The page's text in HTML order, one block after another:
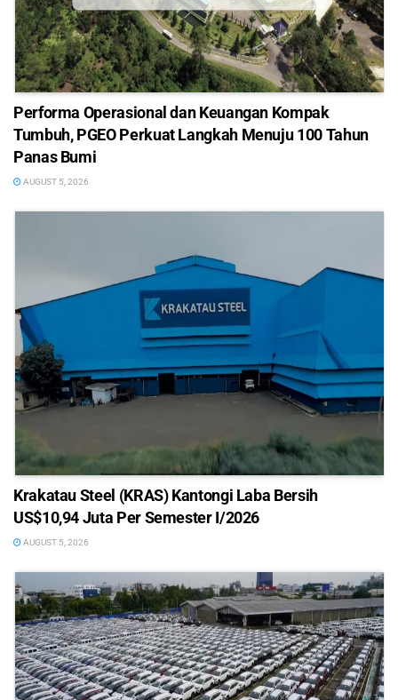
Performa Operasional dan Keuangan Kompak
Tumbuh, PGEO Perkuat Langkah Menuju 100 Tahun
Panas Bumi
AUGUST 5, 2026
Krakatau Steel (KRAS) Kantongi Laba Bersih
US$10,94 Juta Per Semester I/2026
AUGUST 5, 2026